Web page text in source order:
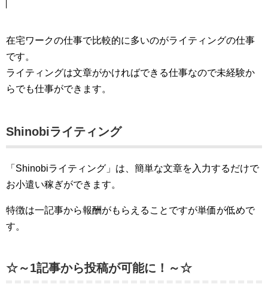
在宅ワークの仕事で比較的に多いのがライティングの仕事
です。
ライティングは文章がかければできる仕事なので未経験か
らでも仕事ができます。
Shinobiライティング
「Shinobiライティング」は、簡単な文章を入力するだけで
お小遣い稼ぎができます。
特徴は一記事から報酬がもらえることですが単価が低めで
す。
☆～1記事から投稿が可能に！～☆